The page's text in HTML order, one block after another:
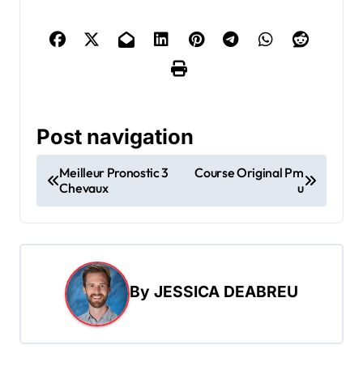
Post navigation
Meilleur Pronostic 3
Chevaux
Course Original Pm
u
By JESSICA DEABREU